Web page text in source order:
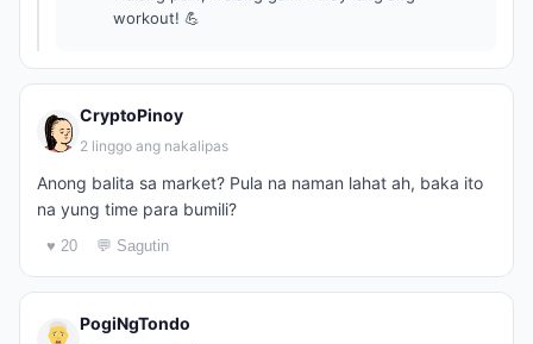
workout! 💪
CryptoPinoy
2 linggo ang nakalipas
Anong balita sa market? Pula na naman lahat ah, baka ito
na yung time para bumili?
♥ 20 💬 Sagutin
PogiNgTondo